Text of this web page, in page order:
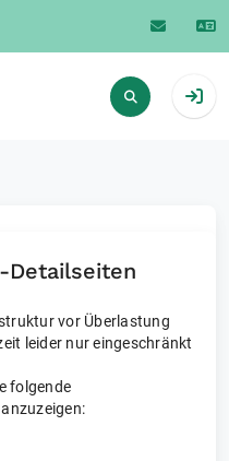
Detailseiten
vor Überlastung
leider nur eingeschränkt
folgende